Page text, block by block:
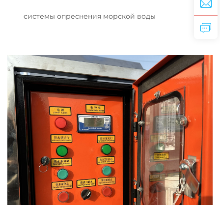
системы опреснения морской воды